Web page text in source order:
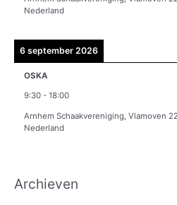
Nederland
6 september 2026
OSKA
9:30 - 18:00
Arnhem Schaakvereniging, Vlamoven
Nederland
Archieven